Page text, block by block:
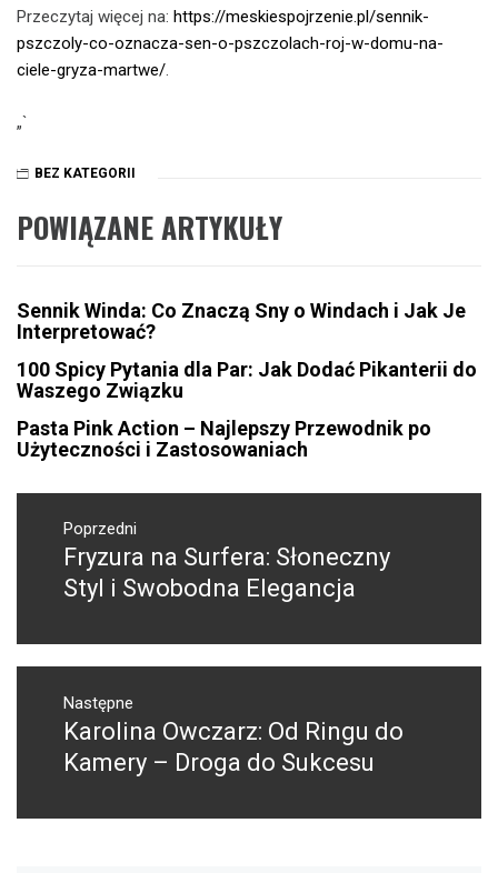
Przeczytaj więcej na: https://meskiespojrzenie.pl/sennik-
pszczoly-co-oznacza-sen-o-pszczolach-roj-w-domu-na-
ciele-gryza-martwe/.
„`
BEZ KATEGORII
POWIĄZANE ARTYKUŁY
Sennik Winda: Co Znaczą Sny o Windach i Jak Je
Interpretować?
100 Spicy Pytania dla Par: Jak Dodać Pikanterii do
Waszego Związku
Pasta Pink Action – Najlepszy Przewodnik po
Użyteczności i Zastosowaniach
Nawigacja
wpisuPoprzedni
Poprzedni
wpis:
Fryzura na Surfera: Słoneczny
Styl i Swobodna Elegancja
Następne
Następny
post:
Karolina Owczarz: Od Ringu do
Kamery – Droga do Sukcesu